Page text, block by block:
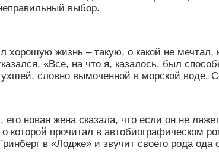
выбор.
хорошую жизнь – такую, о какой не
«Все, на что я, казалось, был
словно вымоченной в морской воде.
новая жена сказала, что если он не
о которой прочитал в автобиографическом
в «Лодже» и звучит своего рода ода